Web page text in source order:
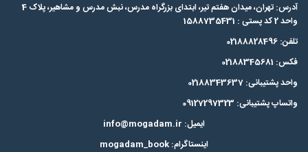
آدرس: تهران، میدان هفتم تیر، ابتدای بزرگراه مدرس،‌ نبش مدرس و مشاهیر، پلاک 4
واحد 2 کد پستی : 1588735431
تلفن: 02188828496
فکس: 02188345681
واحد پشتیبانی: 02188343637
واتساپ پشتیبانی: 09127297323
ایمیل: info@mogadam.ir
اینستاگرام: mogadam_book